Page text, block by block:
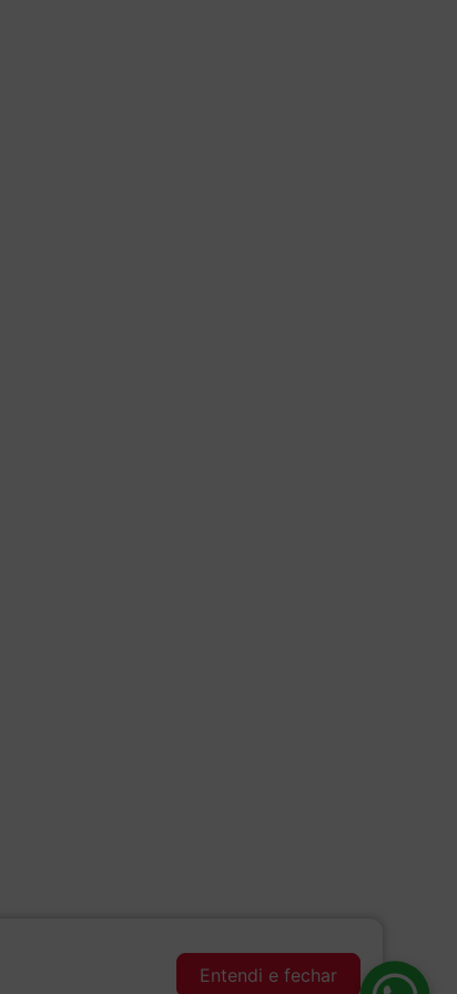
Entendi e fechar